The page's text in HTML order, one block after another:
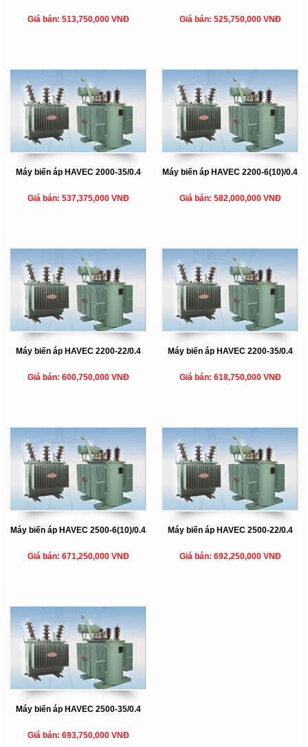
Giá bán: 513,750,000 VNĐ Giá bán: 525,750,000 VNĐ
Máy biến áp HAVEC 2000-35/0.4
Giá bán: 537,375,000 VNĐ
Máy biến áp HAVEC 2200-6(10)/0.4
Giá bán: 582,000,000 VNĐ
Máy biến áp HAVEC 2200-22/0.4
Giá bán: 600,750,000 VNĐ
Máy biến áp HAVEC 2200-35/0.4
Giá bán: 618,750,000 VNĐ
Máy biến áp HAVEC 2500-6(10)/0.4
Giá bán: 671,250,000 VNĐ
Máy biến áp HAVEC 2500-22/0.4
Giá bán: 692,250,000 VNĐ
Máy biến áp HAVEC 2500-35/0.4
Giá bán: 693,750,000 VNĐ